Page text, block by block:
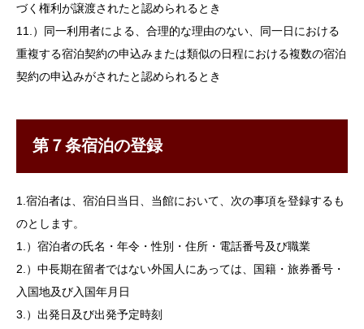
づく権利が譲渡されたと認められるとき
11.）同一利用者による、合理的な理由のない、同一日における
重複する宿泊契約の申込みまたは類似の日程における複数の宿泊
契約の申込みがされたと認められるとき
第７条宿泊の登録
1.宿泊者は、宿泊日当日、当館において、次の事項を登録するも
のとします。
1.）宿泊者の氏名・年令・性別・住所・電話番号及び職業
2.）中長期在留者ではない外国人にあっては、国籍・旅券番号・
入国地及び入国年月日
3.）出発日及び出発予定時刻